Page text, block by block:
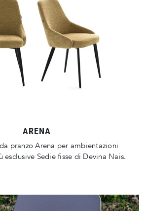
ARENA
pranzo Arena per ambientazioni
Sedie fisse di Devina Nais.